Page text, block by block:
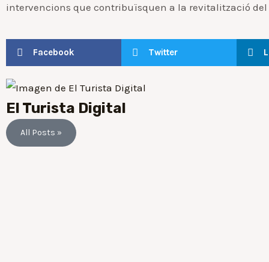
intervencions que contribuïsquen a la revitalització del
Facebook Twitter
El Turista Digital
All Posts »